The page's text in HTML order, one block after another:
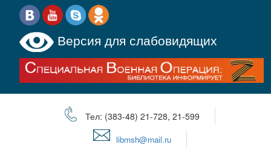
Версия для слабовидящих
Тел: (383-48) 21-728, 21-599
libmsh@mail.ru